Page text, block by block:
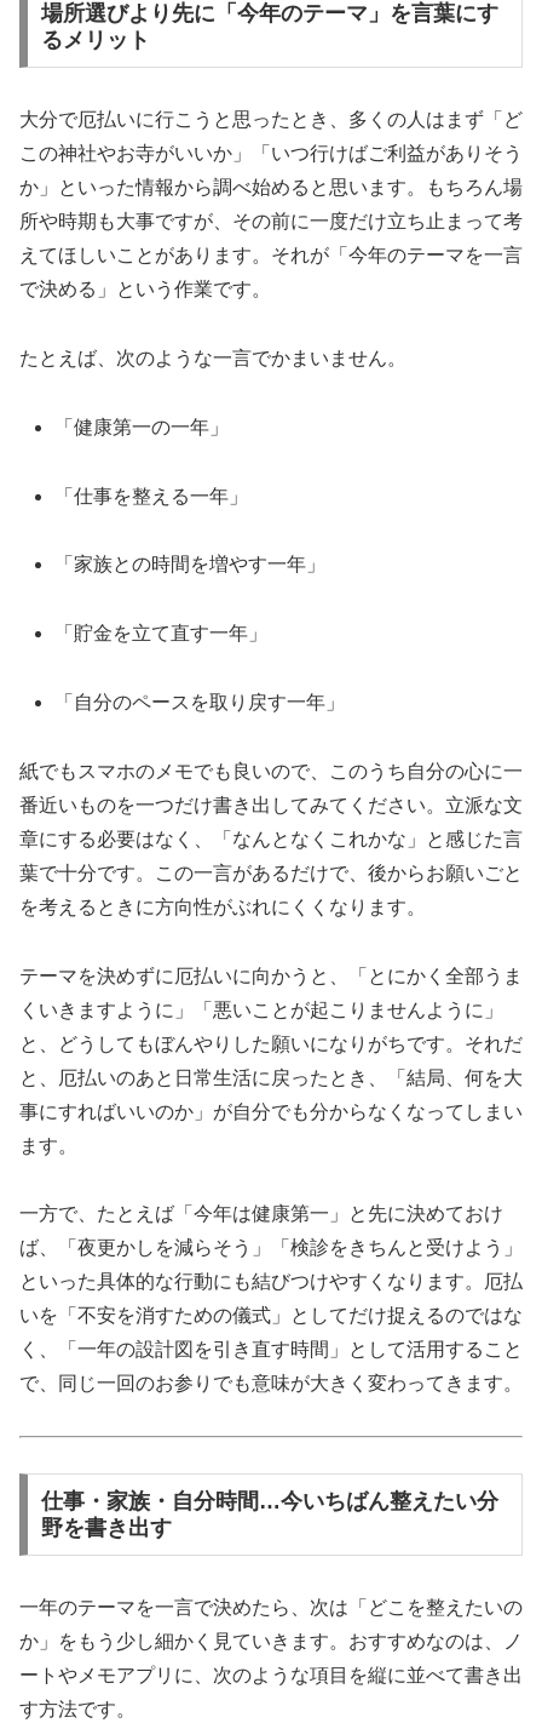
場所選びより先に「今年のテーマ」を言葉にす
るメリット
大分で厄払いに行こうと思ったとき、多くの人はまず「ど
この神社やお寺がいいか」「いつ行けばご利益がありそう
か」といった情報から調べ始めると思います。もちろん場
所や時期も大事ですが、その前に一度だけ立ち止まって考
えてほしいことがあります。それが「今年のテーマを一言
で決める」という作業です。
たとえば、次のような一言でかまいません。
「健康第一の一年」
「仕事を整える一年」
「家族との時間を増やす一年」
「貯金を立て直す一年」
「自分のペースを取り戻す一年」
紙でもスマホのメモでも良いので、このうち自分の心に一
番近いものを一つだけ書き出してみてください。立派な文
章にする必要はなく、「なんとなくこれかな」と感じた言
葉で十分です。この一言があるだけで、後からお願いごと
を考えるときに方向性がぶれにくくなります。
テーマを決めずに厄払いに向かうと、「とにかく全部うま
くいきますように」「悪いことが起こりませんように」
と、どうしてもぼんやりした願いになりがちです。それだ
と、厄払いのあと日常生活に戻ったとき、「結局、何を大
事にすればいいのか」が自分でも分からなくなってしまい
ます。
一方で、たとえば「今年は健康第一」と先に決めておけ
ば、「夜更かしを減らそう」「検診をきちんと受けよう」
といった具体的な行動にも結びつけやすくなります。厄払
いを「不安を消すための儀式」としてだけ捉えるのではな
く、「一年の設計図を引き直す時間」として活用すること
で、同じ一回のお参りでも意味が大きく変わってきます。
仕事・家族・自分時間…今いちばん整えたい分
野を書き出す
一年のテーマを一言で決めたら、次は「どこを整えたいの
か」をもう少し細かく見ていきます。おすすめなのは、ノ
ートやメモアプリに、次のような項目を縦に並べて書き出
す方法です。